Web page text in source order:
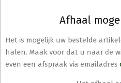
Afhaal
Het is mogelijk uw bestelde
halen. Maak voor dat u naar de
even een afspraak via emailadres